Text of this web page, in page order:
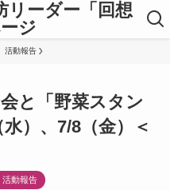
リーダー「回想
ジ
活動報告
会と「野菜スタン
）、7/8（金）＜
動報告